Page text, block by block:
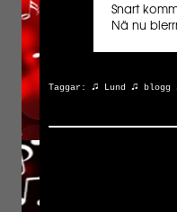
Snart
Nä nu
Taggar: ♫ Lund ♫ blogg